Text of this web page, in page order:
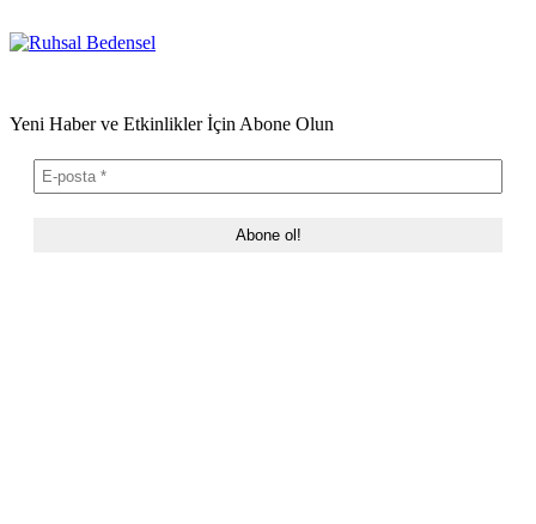
Yeni Haber ve Etkinlikler İçin Abone Olun